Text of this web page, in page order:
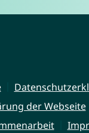
der Webseite